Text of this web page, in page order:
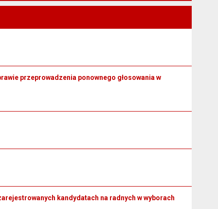
przeprowadzenia ponownego głosowania w
kandydatach na radnych w wyborach